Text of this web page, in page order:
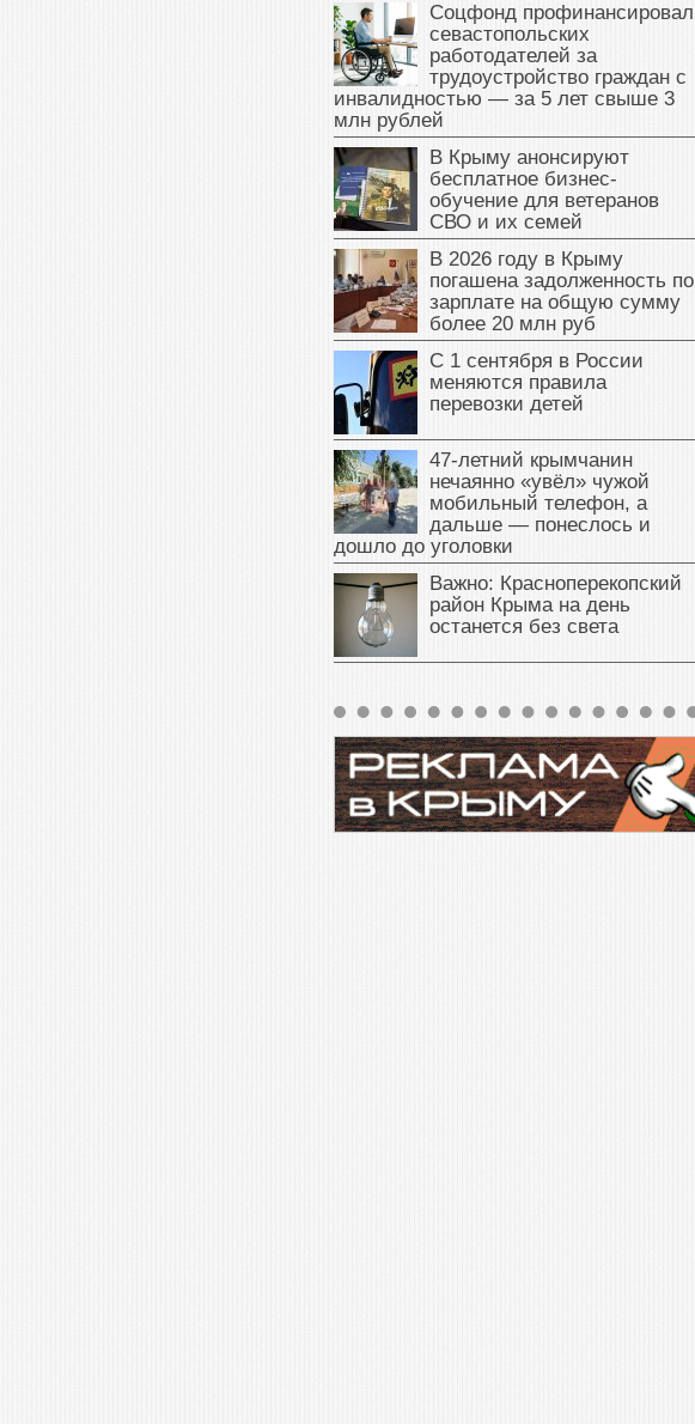
Соцфонд профинансировал
севастопольских
работодателей за
трудоустройство граждан с
инвалидностью — за 5 лет свыше 3
млн рублей
В Крыму анонсируют
бесплатное бизнес-
обучение для ветеранов
СВО и их семей
В 2026 году в Крыму
погашена задолженность по
зарплате на общую сумму
более 20 млн руб
С 1 сентября в России
меняются правила
перевозки детей
47‑летний крымчанин
нечаянно «увёл» чужой
мобильный телефон, а
дальше — понеслось и
дошло до уголовки
Важно: Красноперекопский
район Крыма на день
останется без света